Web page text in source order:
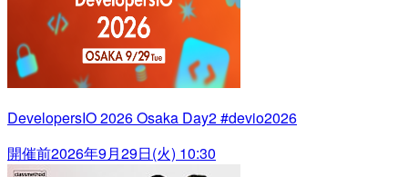
DevelopersIO 2026 Osaka Day2 #devio2026
開催前2026年9月29日(火) 10:30